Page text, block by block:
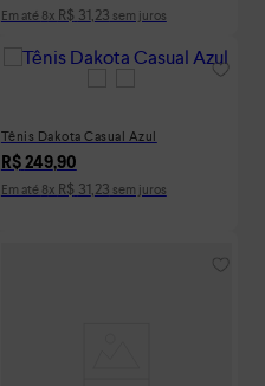
Em até 8x R$ 31,23 sem juros
Tênis Dakota Casual Azul
R$ 249,90
Em até 8x R$ 31,23 sem juros